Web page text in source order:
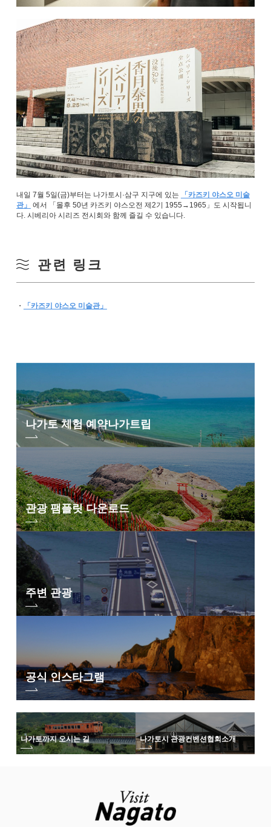
내일 7월 5일(금)부터는 나가토시·삼구 지구에 있는
「카즈키 야스오 미술
관」
에서 「몰후 50년 카즈키 야스오전 제2기 1955→1965」도 시작됩니
다. 시베리아 시리즈 전시회와 함께 즐길 수 있습니다.
관련 링크
・ 「카즈키 야스오 미술관」
나가토 체험 예약나가트립
관광 팸플릿 다운로드
주변 관광
공식 인스타그램
나가토까지 오시는 길 나가토시 관광컨벤션협회소개